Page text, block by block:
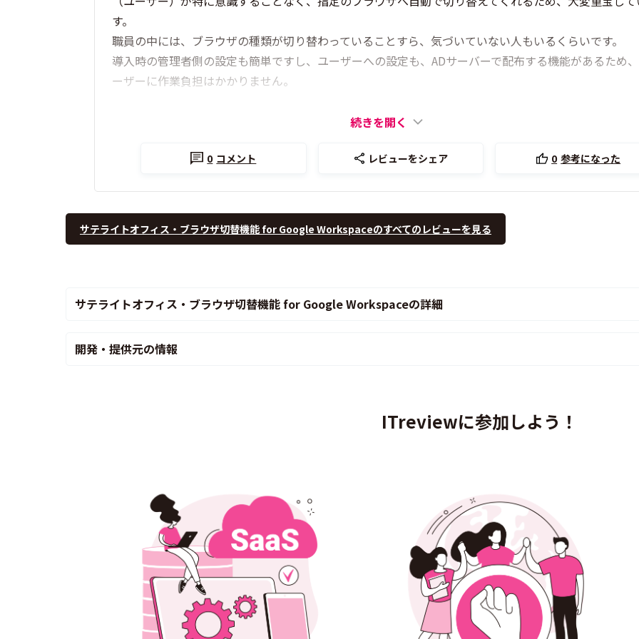
す。
職員の中には、ブラウザの種類が切り替わっていることすら、気づいていない人もいるくらいです。
導入時の管理者側の設定も簡単ですし、ユーザーへの設定も、ADサーバーで配布する機能があるため
ーザーに作業負担はかかりません。
続きを開く
0 コメント レビューをシェア 0 参考になった
サテライトオフィス・ブラウザ切替機能 for Google Workspaceのすべてのレビューを見る
サテライトオフィス・ブラウザ切替機能 for Google Workspaceの詳細
開発・提供元の情報
ITreviewに参加しよう！